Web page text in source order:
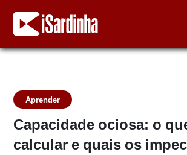
Aprender
Capacidade ociosa: o
calcular e quais os